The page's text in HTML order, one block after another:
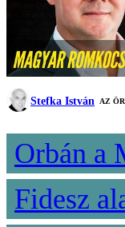
Stefka István AZ
Orbán a
Fidesz